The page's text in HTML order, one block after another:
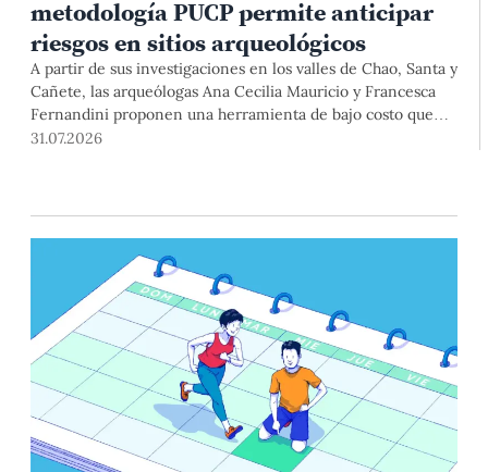
metodología PUCP permite anticipar
riesgos en sitios arqueológicos
A partir de sus investigaciones en los valles de Chao, Santa y
Cañete, las arqueólogas Ana Cecilia Mauricio y Francesca
Fernandini proponen una herramienta de bajo costo que
combina datos abiertos, mapas, sistemas de información
31.07.2026